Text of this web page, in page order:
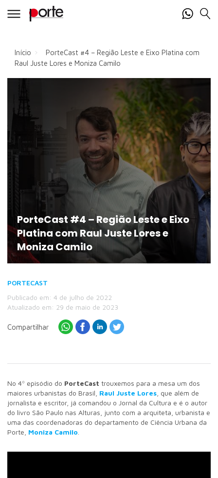
Início
PorteCast #4 – Região Leste e Eixo Platina com
Raul Juste Lores e Moniza Camilo
PorteCast #4 – Região Leste e Eixo
Platina com Raul Juste Lores e
Moniza Camilo
PORTECAST
Publicado em: 4 de julho de 2022
Atualizado em: 29 de maio de 2023
Compartilhar
No 4º episódio do PorteCast trouxemos para a mesa um dos
maiores urbanistas do Brasil, Raul Juste Lores , que além de
jornalista e escritor, já comandou o Jornal da Cultura e é o autor
do livro São Paulo nas Alturas, junto com a arquiteta, urbanista e
uma das coordenadoras do departamento de Ciência Urbana da
Porte, Moniza Camilo